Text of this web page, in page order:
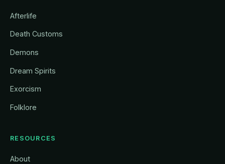
Afterlife
Death Customs
Demons
Dream Spirits
Exorcism
Folklore
RESOURCES
About